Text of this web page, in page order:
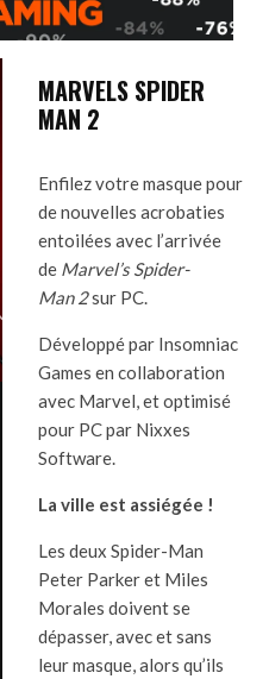
MARVELS SPIDER
MAN 2
Enfilez votre masque pour
de nouvelles acrobaties
entoilées avec l’arrivée
de Marvel’s Spider-
Man 2sur PC.
Développé par Insomniac
Games en collaboration
avec Marvel, et optimisé
pour PC par Nixxes
Software.
La ville est assiégée !
Les deux Spider-Man
Peter Parker et Miles
Morales doivent se
dépasser, avec et sans
leur masque, alors qu’ils